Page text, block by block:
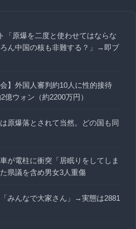
「原爆を二度と使わせてはならな
ん中国の核も非難する？」→即ブ
会】外国人審判約10人に性的接待
ウォン（約2200万円）
原爆落とされて当然。どの国も同
が電柱に衝突「居眠りをしてしま
県議を含め男女3人重傷
みんなで大家さん」→実態は2881